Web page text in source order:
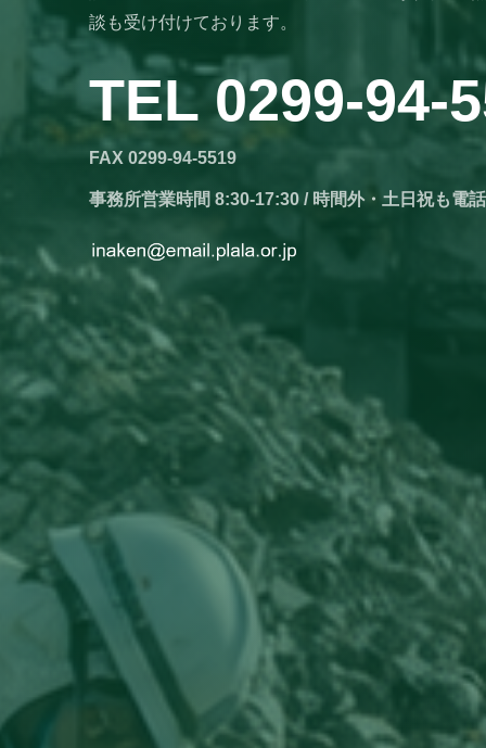
談も受け付けております。
TEL 0299-94-
FAX 0299-94-5519
事務所営業時間 8:30-17:30 / 時間外・土日祝も電